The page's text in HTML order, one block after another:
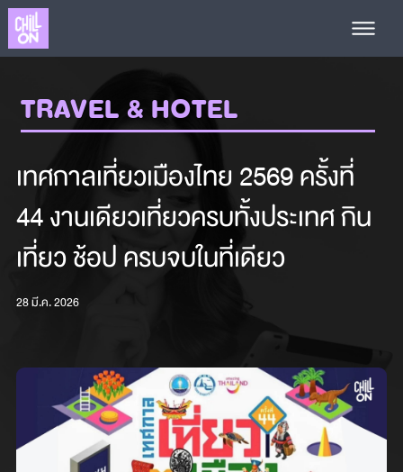
TRAVEL & HOTEL
เทศกาลเที่ยวเมืองไทย 2569 ครั้งที่
44 งานเดียวเที่ยวครบทั้งประเทศ กิน
เที่ยว ช้อป ครบจบในที่เดียว
28 มี.ค. 2026